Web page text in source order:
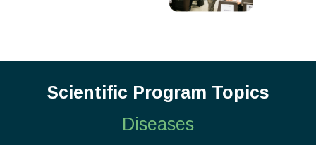
Scientific Program Topics
Diseases